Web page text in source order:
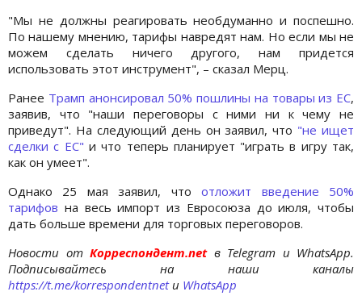
"Мы не должны реагировать необдуманно и поспешно.
По нашему мнению, тарифы навредят нам. Но если мы не
можем сделать ничего другого, нам придется
использовать этот инструмент", – сказал Мерц.
Ранее Трамп анонсировал 50% пошлины на товары из ЕС,
заявив, что "наши переговоры с ними ни к чему не
приведут". На следующий день он заявил, что "не ищет
сделки с ЕС" и что теперь планирует "играть в игру так,
как он умеет".
Однако 25 мая заявил, чтоотложит введение 50%
тарифов на весь импорт из Евросоюза до июля, чтобы
дать больше времени для торговых переговоров.
Новости отКорреспондент.net в Telegram и WhatsApp.
Подписывайтесь на наши каналы
https://t.me/korrespondentnetи WhatsApp